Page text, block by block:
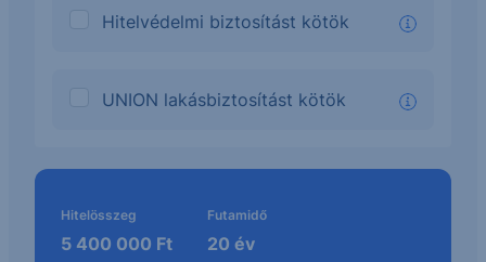
Hitelvédelmi biztosítást kötök
UNION lakásbiztosítást kötök
Kalkuláció eredménye
Hitelösszeg
5 400 000 Ft
Futamidő
20 év